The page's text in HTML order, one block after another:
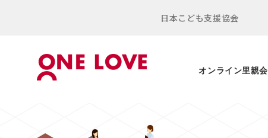
日本こども支援協会
オンライン里親会